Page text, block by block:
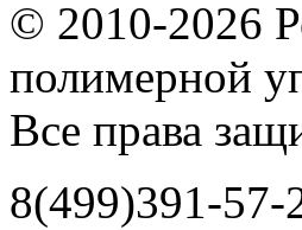
© 2010-2026
полимерной
Все права
8(499)391-57-